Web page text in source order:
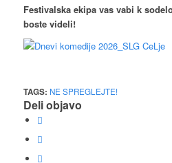
Festivalska ekipa vas vabi k
boste videli!
TAGS: NE SPREGLEJTE!
Deli objavo